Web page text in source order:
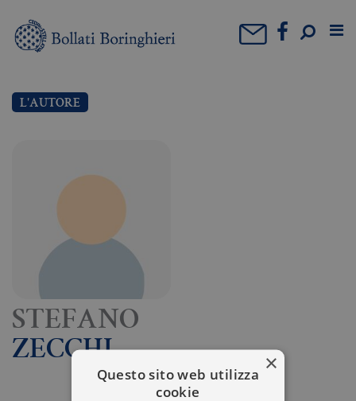
L'AUTORE
STEFANO
ZECCHI
×
Questo sito web utilizza
cookie